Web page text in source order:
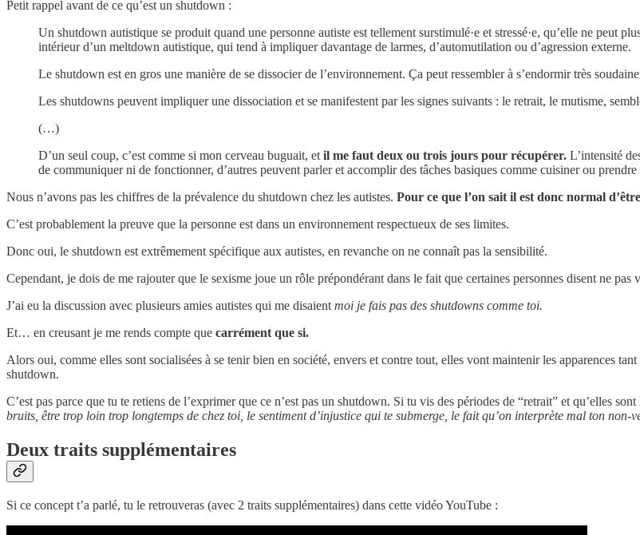
Petit rappel avant de ce qu’est un shutdown :
Un shutdown autistique se produit quand une personne autiste est tellement surstimulé·e et stressé·e, qu’elle ne peut
intérieur d’un meltdown autistique, qui tend à impliquer davantage de larmes, d’automutilation ou d’agression externe.
Le shutdown est en gros une manière de se dissocier de l’environnement. Ça peut ressembler à s’endormir très
Les shutdowns peuvent impliquer une dissociation et se manifestent par les signes suivants : le retrait, le mutisme,
(…)
D’un seul coup, c’est comme si mon cerveau buguait, et il me faut deux ou trois jours pour récupérer. L’intensité
de communiquer ni de fonctionner, d’autres peuvent parler et accomplir des tâches basiques comme cuisiner ou prendre
Nous n’avons pas les chiffres de la prévalence du shutdown chez les autistes. Pour ce que l’on sait il est donc normal
C’est probablement la preuve que la personne est dans un environnement respectueux de ses limites.
Donc oui, le shutdown est extrêmement spécifique aux autistes, en revanche on ne connaît pas la sensibilité.
Cependant, je dois de me rajouter que le sexisme joue un rôle prépondérant dans le fait que certaines personnes disent ne pas
J’ai eu la discussion avec plusieurs amies autistes qui me disaient moi je fais pas des shutdowns comme toi.
Et… en creusant je me rends compte que carrément que si.
Alors oui, comme elles sont socialisées à se tenir bien en société, envers et contre tout, elles vont maintenir les apparences
shutdown.
C’est pas parce que tu te retiens de l’exprimer que ce n’est pas un shutdown. Si tu vis des périodes de “retrait” et qu’elles
bruits, être trop loin trop longtemps de chez toi, le sentiment d’injustice qui te submerge, le fait qu’on interprète mal ton non-
Deux traits supplémentaires
Si ce concept t’a parlé, tu le retrouveras (avec 2 traits supplémentaires) dans cette vidéo YouTube :